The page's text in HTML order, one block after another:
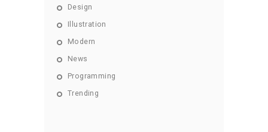
Design
Illustration
Modern
News
Programming
Trending